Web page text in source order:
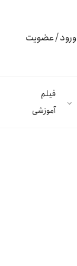
ورود / عضویت
فیلم
آموزشی